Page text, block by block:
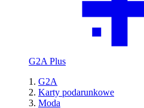
G2A Plus
G2A
Karty podarunkowe
Moda